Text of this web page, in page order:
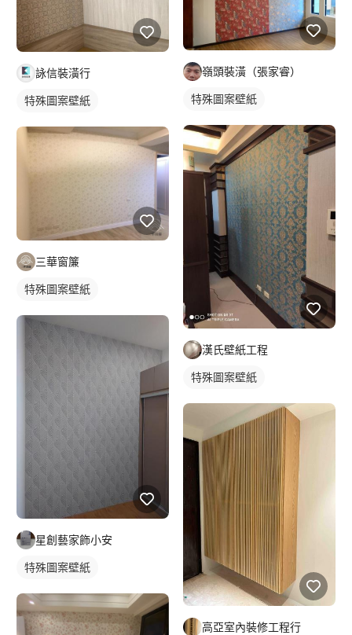
詠信裝潢行
特殊圖案壁紙
三華窗簾
特殊圖案壁紙
星創藝家飾小安
特殊圖案壁紙
嶺頭裝潢（張家睿）
特殊圖案壁紙
漢氏壁紙工程
特殊圖案壁紙
高亞室內裝修工程行